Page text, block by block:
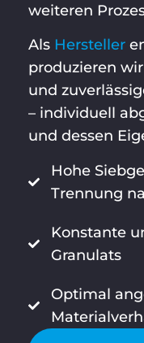
weiteren
Als Hersteller
produzieren
und
– individuell
und dessen
Hohe
Trennung
Konstante
Granulats
Optimal